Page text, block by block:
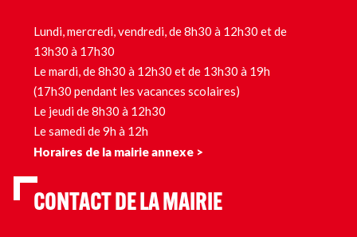
Lundi, mercredi, vendredi, de 8h30 à 12h30 et de
13h30 à 17h30
Le mardi, de 8h30 à 12h30 et de 13h30 à 19h
(17h30 pendant les vacances scolaires)
Le jeudi de 8h30 à 12h30
Le samedi de 9h à 12h
Horaires de la mairie annexe >
CONTACT DE LA MAIRIE